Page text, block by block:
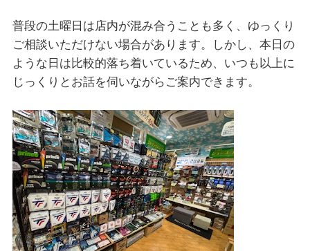
普段の土曜日は店内が混み合うことも多く、ゆっくり
ご相談いただけない場合があります。しかし、本日の
ような日は比較的落ち着いているため、いつも以上に
じっくりとお話を伺いながらご案内できます。